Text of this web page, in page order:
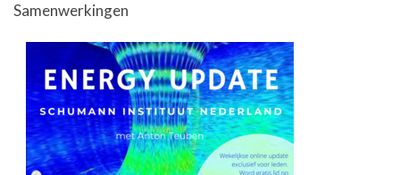
Samenwerkingen